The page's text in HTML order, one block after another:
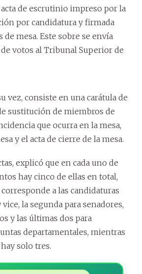
de escrutinio impreso por la
por candidatura y firmada
mesa. Este sobre se envía
votos al Tribunal Superior de
vez, consiste en una carátula de
sustitución de miembros de
que ocurra en la mesa,
y el acta de cierre de la mesa.
explicó que en cada uno de
hay cinco de ellas en total,
a las candidaturas
la segunda para senadores,
y las últimas dos para
departamentales, mientras
solo tres.